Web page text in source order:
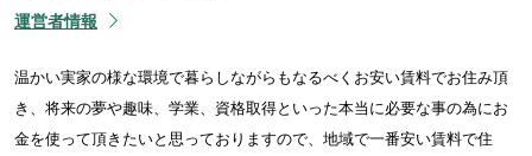
運営者情報
温かい実家の様な環境で暮らしながらもなるべくお安い賃料でお住み頂
き、将来の夢や趣味、学業、資格取得といった本当に必要な事の為にお
金を使って頂きたいと思っておりますので、地域で一番安い賃料で住